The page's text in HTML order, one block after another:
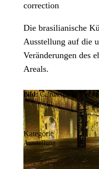
correction
Die brasilianische
Ausstellung auf die
Veränderungen des
Areals.
Bild:Culturespaces/
Kategorie
Ausstellung